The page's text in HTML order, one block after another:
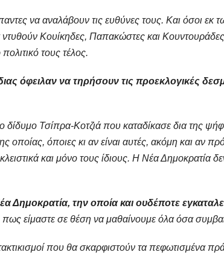
να αναλάβουν τις ευθύνες τους. Και όσοι εκ
Κουίκηδες, Παπακώστες και
τους τέλος.
όφειλαν να τηρήσουν τις προεκλογικές
Τσίπρα-Κοτζιά που καταδίκασε δια της
οποίας, όποιες κι αν είναι αυτές, ακόμη και αν
και μόνο τους ίδιους. Η Νέα Δημοκρατία
Δημοκρατία, την οποία και ουδέποτε
πως είμαστε σε θέση να μαθαίνουμε όλα όσα
που θα σκαρφιστούν τα πεφωτισμένα